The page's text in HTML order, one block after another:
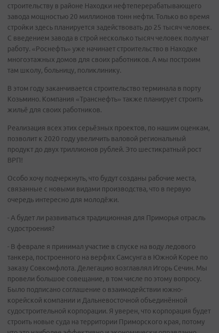
строительству в районе Находки нефтеперерабатывающего
завода мощностью 20 миллионов тонн нефти. Только во время
стройки здесь планируется задействовать до 25 тысяч человек.
С введением завода в строй несколько тысяч человек получат
работу. «Роснефть» уже начинает строительство в Находке
многоэтажных домов для своих работников. А мы построим
там школу, больницу, поликлинику.
В этом году заканчивается строительство терминала в порту
Козьмино. Компания «Транснефть» также планирует строить
жильё для своих работников.
Реализация всех этих серьёзных проектов, по нашим оценкам,
позволит к 2020 году увеличить валовой региональный
продукт до двух триллионов рублей. Это шестикратный рост
ВРП!
Особо хочу подчеркнуть, что будут созданы рабочие места,
связанные с новыми видами производства, что в первую
очередь интересно для молодёжи.
- А будет ли развиваться традиционная для Приморья отрасль
судостроения?
- В феврале я принимал участие в спуске на воду ледового
танкера, построенного на верфях Самсунга в Южной Корее по
заказу Совкомфлота. Делегацию возглавлял Игорь Сечин. Мы
провели большое совещание, в том числе по этому вопросу.
Было подписано соглашение о взаимодействии южно-
корейской компании и Дальневосточной объединённой
судостроительной корпорации. Я уверен, что корпорация будет
строить новые суда на территории Приморского края, потому